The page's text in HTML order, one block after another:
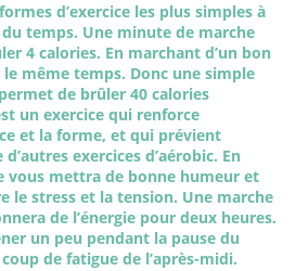
d’exercice les plus simples à
temps. Une minute de marche
4 calories. En marchant d’un bon
même temps. Donc une simple
de brûler 40 calories
un exercice qui renforce
et la forme, et qui prévient
exercices d’aérobic. En
vous mettra de bonne humeur et
le stress et la tension. Une marche
de l’énergie pour deux heures.
un peu pendant la pause du
de fatigue de l’après-midi.